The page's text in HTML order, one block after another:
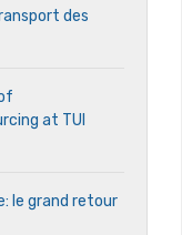
des
at TUI
le grand retour